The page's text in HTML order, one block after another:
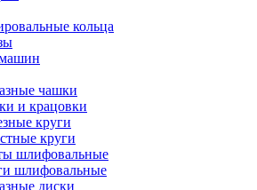
кольца
чашки
и крацовки
круги
круги
шлифовальные
шлифовальные
диски